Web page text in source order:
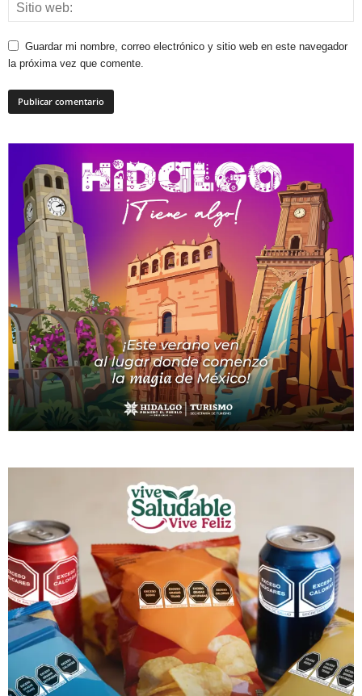
Guardar mi nombre, correo electrónico y sitio web en este navegador
la próxima vez que comente.